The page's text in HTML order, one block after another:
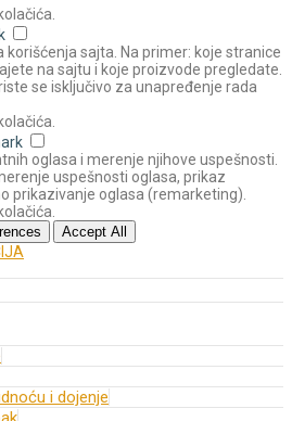
korišćenja sajta. Na primer: koje stranice
na sajtu i koje proizvode pregledate.
se isključivo za unapređenje rada
oglasa i merenje njihove uspešnosti.
uspešnosti oglasa, prikaz
prikazivanje oglasa (remarketing).
Accept All
i dojenje